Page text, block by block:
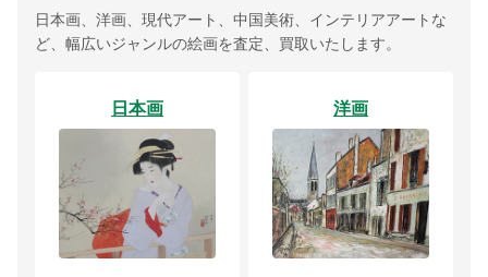
日本画、洋画、現代アート、中国美術、インテリアアートな
ど、幅広いジャンルの絵画を査定、買取いたします。
日本画 洋画